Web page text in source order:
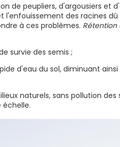
de peupliers, d'argousiers et
des racines dû
à ces problèmes. Rétention
survie des semis ;
d'eau du sol, diminuant
naturels, sans pollution